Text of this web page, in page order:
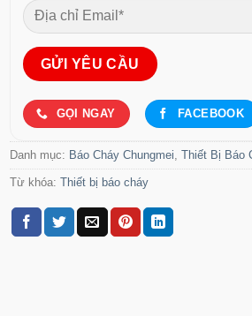
GỌI NGAY FACEBOOK
Danh mục: Báo Cháy Chungmei,Thiết Bị Báo
Từ khóa:Thiết bị báo cháy